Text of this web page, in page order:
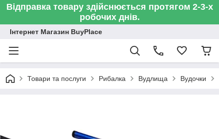
Відправка товару здійснюється протягом 2-3-х
робочих днів.
Інтернет Магазин BuyPlace
Товари та послуги Рибалка Вудлища Вудочки